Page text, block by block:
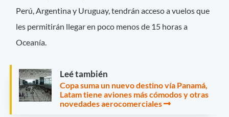
Perú, Argentina y Uruguay, tendrán acceso a vuelos que
les permitirán llegar en poco menos de 15 horas a
Oceanía.
Leé también
Copa suma un nuevo destino vía Panamá,
Latam tiene aviones más cómodos y otras
novedades aerocomerciales